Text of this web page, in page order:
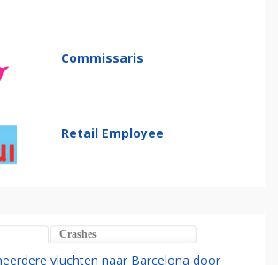
Commissaris
Retail Employee
Crashes
vluchten naar Barcelona door